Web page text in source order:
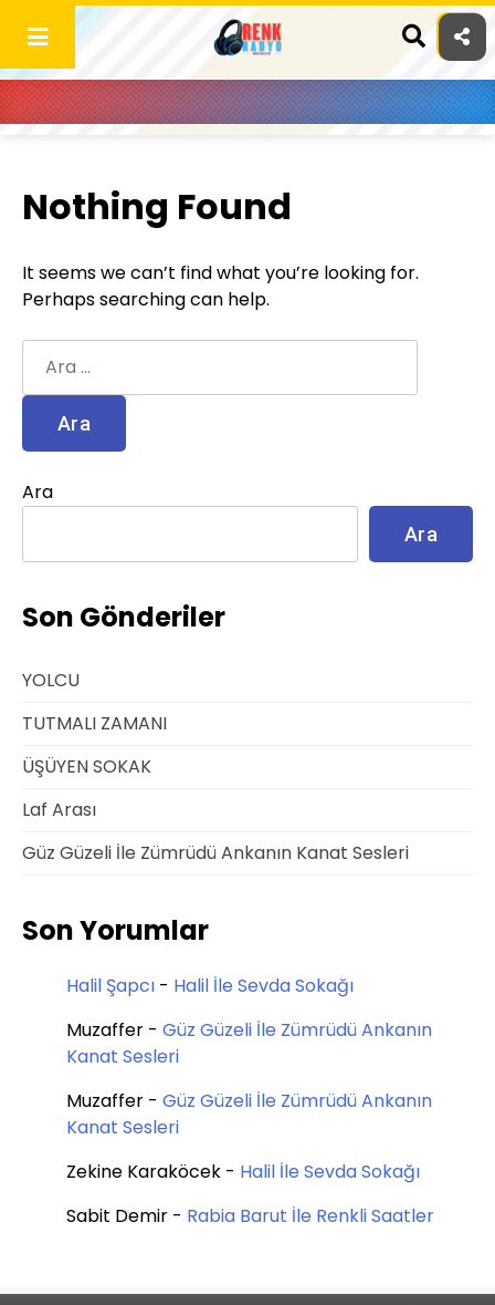
content
Nothing Found
It seems we can’t find what you’re looking for.
Perhaps searching can help.
Ara
Ara
Son Gönderiler
YOLCU
TUTMALI ZAMANI
ÜŞÜYEN SOKAK
Laf Arası
Güz Güzeli İle Zümrüdü Ankanın Kanat Sesleri
Son Yorumlar
Halil Şapcı - Halil İle Sevda Sokağı
Muzaffer - Güz Güzeli İle Zümrüdü Ankanın
Kanat Sesleri
Muzaffer - Güz Güzeli İle Zümrüdü Ankanın
Kanat Sesleri
Zekine Karaköcek - Halil İle Sevda Sokağı
Sabit Demir - Rabia Barut İle Renkli Saatler